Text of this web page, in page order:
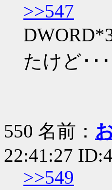
>>547
たけど･･･
550 名前：
22:41:27
>>549